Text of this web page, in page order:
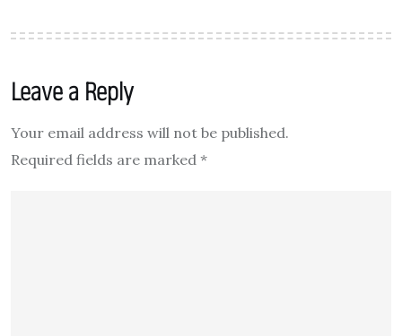
Leave a Reply
Your email address will not be published.
Required fields are marked *